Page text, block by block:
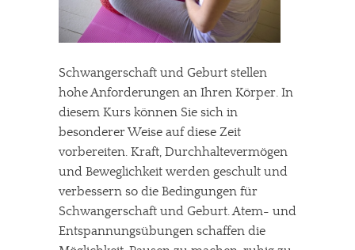
Schwangerschaft und Geburt stellen
hohe Anforderungen an Ihren Körper. In
diesem Kurs können Sie sich in
besonderer Weise auf diese Zeit
vorbereiten. Kraft, Durchhaltevermögen
und Beweglichkeit werden geschult und
verbessern so die Bedingungen für
Schwangerschaft und Geburt. Atem- und
Entspannungsübungen schaffen die